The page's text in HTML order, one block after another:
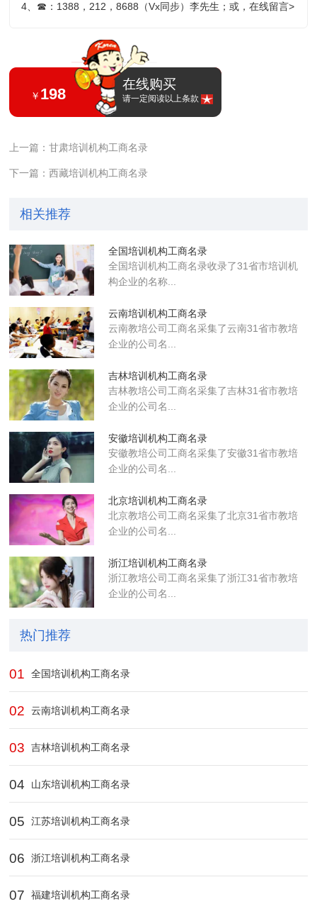
4、 ☎ ：1388，212，8688（Vx同步）李先生；或，在线留言>
￥ 198
在线购买
请一定阅读以上条款
上一篇：甘肃培训机构工商名录
下一篇：西藏培训机构工商名录
相关推荐
全国培训机构工商名录
全国培训机构工商名录收录了31省市培训机
构企业的名称...
云南培训机构工商名录
云南教培公司工商名采集了云南31省市教培
企业的公司名...
吉林培训机构工商名录
吉林教培公司工商名采集了吉林31省市教培
企业的公司名...
安徽培训机构工商名录
安徽教培公司工商名采集了安徽31省市教培
企业的公司名...
北京培训机构工商名录
北京教培公司工商名采集了北京31省市教培
企业的公司名...
浙江培训机构工商名录
浙江教培公司工商名采集了浙江31省市教培
企业的公司名...
热门推荐
01 全国培训机构工商名录
02 云南培训机构工商名录
03 吉林培训机构工商名录
04 山东培训机构工商名录
05 江苏培训机构工商名录
06 浙江培训机构工商名录
07 福建培训机构工商名录